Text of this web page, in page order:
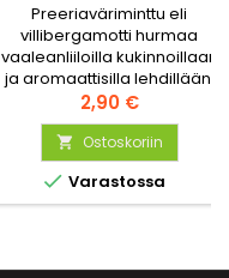
Preeriaväriminttu eli
villibergamotti hurmaa
vaaleanliiloilla kukinnoillaan
ja aromaattisilla lehdillään.
Sopii luonnonmukaisiin
istutuksiin ja
perhospuutarhoihin,
houkuttelee tehokkaasti
mehiläisiä, perhosia ja muita
pölyttäjiä. Monivuotinen,
Hinta
2,90 €
 Ostoskoriin
 Varastossa